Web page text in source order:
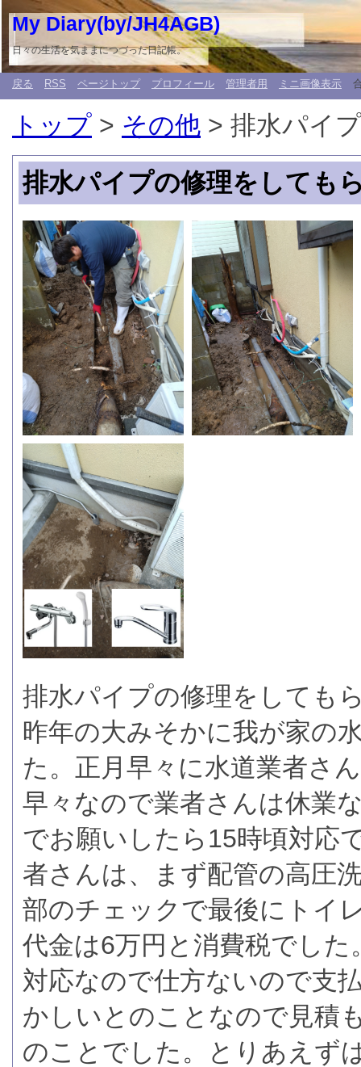
My Diary(by/JH4AGB)
日々の生活を気ままにつづった日記帳。
戻る RSS ページトップ プロフィール 管理者用 ミニ画像表示
トップ > その他 > 排水パイ
排水パイプの修理をしても
排水パイプの修理をしても
昨年の大みそかに我が家の
た。正月早々に水道業者さ
早々なので業者さんは休業
でお願いしたら15時頃対応
者さんは、まず配管の高圧
部のチェックで最後にトイ
代金は6万円と消費税でし
対応なので仕方ないので支
かしいとのことなので見積
のことでした。とりあえず